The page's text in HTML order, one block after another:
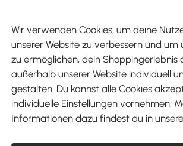
Aosom-App
Google Play
Wir verwenden Cookies, um deine
unserer Website zu verbessern und um
zu ermöglichen, dein Shoppingerlebnis
außerhalb unserer Website individuell
gestalten. Du kannst alle Cookies
individuelle Einstellungen vornehmen.
Informationen dazu findest du in